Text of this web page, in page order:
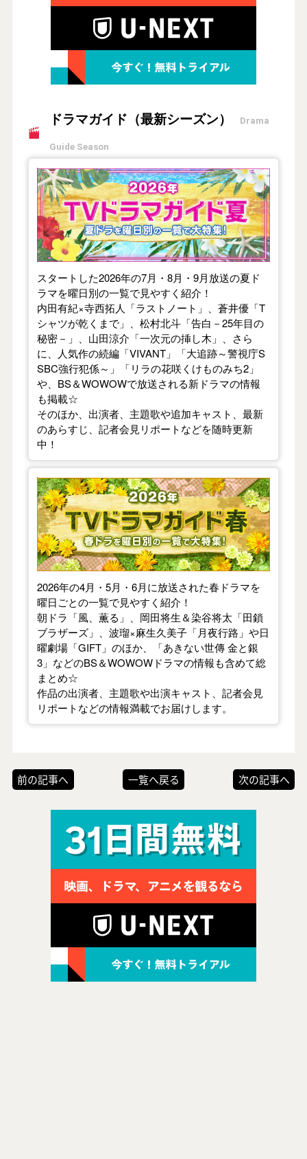
ドラマガイド（最新シーズン） Drama
Guide Season
【2026年夏】TVドラマガイド
スタートした2026年の7月・8月・9月放送の夏ド
ラマを曜日別の一覧で見やすく紹介！
内田有紀×寺西拓人「ラストノート」、蒼井優「T
シャツが乾くまで」、松村北斗「告白－25年目の
秘密－」、山田涼介「一次元の挿し木」、さら
に、人気作の続編「VIVANT」「大追跡～警視庁S
SBC強行犯係～」「リラの花咲くけものみち2」
や、BS＆WOWOWで放送される新ドラマの情報
も掲載☆
そのほか、出演者、主題歌や追加キャスト、最新
のあらすじ、記者会見リポートなどを随時更新
中！
【2026年春】TVドラマガイド
2026年の4月・5月・6月に放送された春ドラマを
曜日ごとの一覧で見やすく紹介！
朝ドラ「風、薫る」、岡田将生＆染谷将太「田鎖
ブラザーズ」、波瑠×麻生久美子「月夜行路」や日
曜劇場「GIFT」のほか、「あきない世傳 金と銀
3」などのBS＆WOWOWドラマの情報も含めて総
まとめ☆
作品の出演者、主題歌や出演キャスト、記者会見
リポートなどの情報満載でお届けします。
前の記事へ 一覧へ戻る 次の記事へ